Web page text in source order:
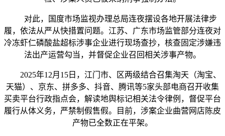
对此，国度市场监视办理总局连夜摆设各地开展法律步
履，依法从严从快措置问题。江苏、广东市场监管部分连夜对
冷冻虾仁磷酸盐超标涉事企业进行现场查抄，核查固定涉嫌违
法出产运营勾当，并督促企业召回相关涉事产物。
2025年12月15日，江门市、区两级结合召集淘天（淘宝、
天猫）、京东、拼多多、抖音、腾讯等5家头部电商召开收集
买卖平台行政指点会，解读地舆标记相关法令律例，督促平台
履行从体义务，严禁制假售假。目前，涉案企业曲营网店陈皮
产物已全数正在平架。